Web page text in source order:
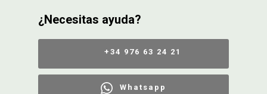
¿Necesitas ayuda?
+34 976 63 24 21
Whatsapp